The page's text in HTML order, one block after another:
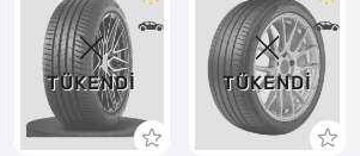
TÜKENDI TÜKENDI